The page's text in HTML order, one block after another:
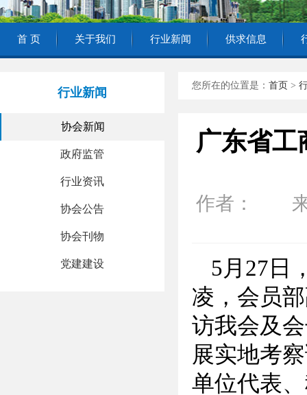
首 页 关于我们 行业新闻 供求信息
行业新闻
协会新闻
政府监管
行业资讯
协会公告
协会刊物
党建建设
您所在的位置是： 首页 >
广东省工
作者： 来
5月27日
凌，会员
访我会及
展实地考
单位代表